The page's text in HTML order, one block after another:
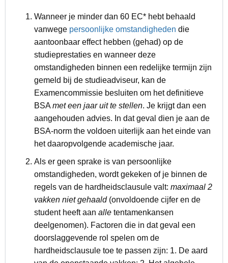
Wanneer je minder dan 60 EC* hebt behaald
vanwege persoonlijke omstandigheden die
aantoonbaar effect hebben (gehad) op de
studieprestaties en wanneer deze
omstandigheden binnen een redelijke termijn zijn
gemeld bij de studieadviseur, kan de
Examencommissie besluiten om het definitieve
BSAmet een jaar uit te stellen. Je krijgt dan een
aangehouden advies. In dat geval dien je aan de
BSA-norm the voldoen uiterlijk aan het einde van
het daaropvolgende academische jaar.
Als er geen sprake is van persoonlijke
omstandigheden, wordt gekeken of je binnen de
regels van de hardheidsclausule valt: maximaal 2
vakken niet gehaald(onvoldoende cijfer en de
student heeft aan alle tentamenkansen
deelgenomen). Factoren die in dat geval een
doorslaggevende rol spelen om de
hardheidsclausule toe te passen zijn: 1. De aard